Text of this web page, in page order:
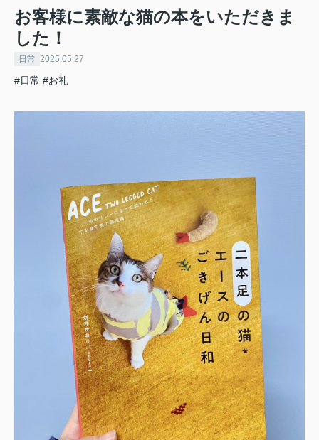
お客様に素敵な猫の本をいただきま
した！
日常 2025.05.27
#日常 #お礼